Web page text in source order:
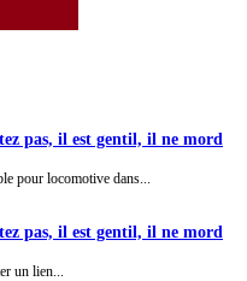
pas, il est gentil, il ne mord
pour locomotive dans...
pas, il est gentil, il ne mord
un lien...